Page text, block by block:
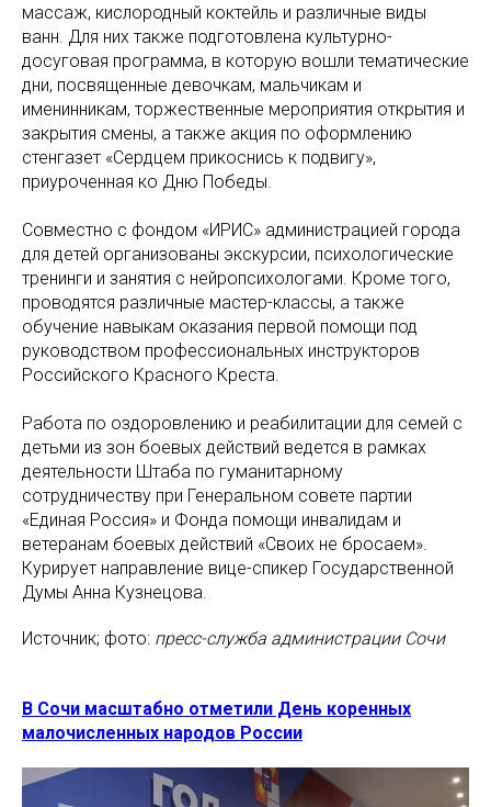
массаж, кислородный коктейль и различные виды
ванн. Для них также подготовлена культурно-
досуговая программа, в которую вошли тематические
дни, посвященные девочкам, мальчикам и
именинникам, торжественные мероприятия открытия и
закрытия смены, а также акция по оформлению
стенгазет «Сердцем прикоснись к подвигу»,
приуроченная ко Дню Победы.
Совместно с фондом «ИРИС» администрацией города
для детей организованы экскурсии, психологические
тренинги и занятия с нейропсихологами. Кроме того,
проводятся различные мастер-классы, а также
обучение навыкам оказания первой помощи под
руководством профессиональных инструкторов
Российского Красного Креста.
Работа по оздоровлению и реабилитации для семей с
детьми из зон боевых действий ведется в рамках
деятельности Штаба по гуманитарному
сотрудничеству при Генеральном совете партии
«Единая Россия» и Фонда помощи инвалидам и
ветеранам боевых действий «Своих не бросаем».
Курирует направление вице-спикер Государственной
Думы Анна Кузнецова.
Источник; фото: пресс-служба администрации Сочи
В Сочи масштабно отметили День коренных
малочисленных народов России